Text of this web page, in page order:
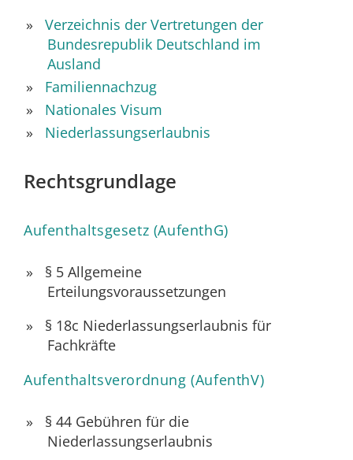
Verzeichnis der Vertretungen der
Bundesrepublik Deutschland im
Ausland
Familiennachzug
Nationales Visum
Niederlassungserlaubnis
Rechtsgrundlage
Aufenthaltsgesetz (AufenthG)
§ 5 Allgemeine
Erteilungsvoraussetzungen
§ 18c Niederlassungserlaubnis für
Fachkräfte
Aufenthaltsverordnung (AufenthV)
§ 44 Gebühren für die
Niederlassungserlaubnis